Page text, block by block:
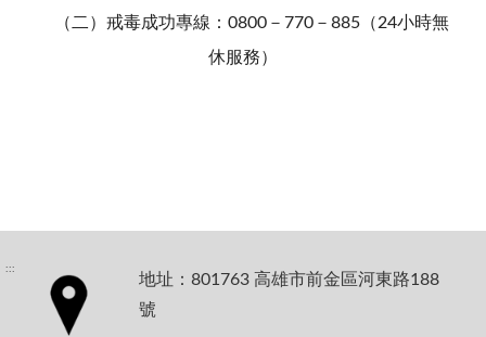
（二）戒毒成功專線：0800－770－885（24小時無
休服務）
:::
地址：801763 高雄市前金區河東路188
號